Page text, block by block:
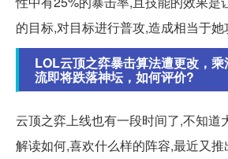
的目标,对目标进行普攻,造成相当于她
LOL云顶之弈暴击算法遭更改，
流即将跌落神坛，如何评价?
云顶之弈上线也有一段时间了,不知道
解读如何,喜欢什么样的阵容,最近又